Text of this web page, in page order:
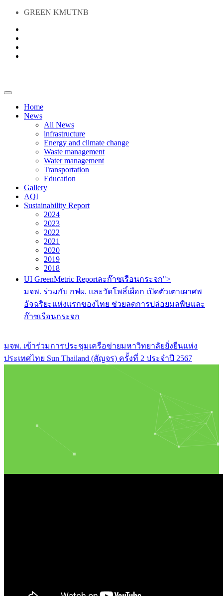
GREEN KMUTNB
Home
News
All News
infrastructure
Energy and climate change
Waste management
Water management
Transportation
Education
Gallery
AQI
Sustainability Report
2024
2023
2022
2021
2020
2019
2018
UI GreenMetric Reportละก๊าซเรือนกระจก">
มจพ. ร่วมกับ กฟผ. และวัดโพธิ์เผือก เปิดตัวเตาเผาศพ
อัจฉริยะแห่งแรกของไทย ช่วยลดการปล่อยมลพิษและ
ก๊าซเรือนกระจก
มจพ. เข้าร่วมการประชุมเครือข่ายมหาวิทยาลัยยั่งยืนแห่ง
ประเทศไทย Sun Thailand (สัญจร) ครั้งที่ 2 ประจำปี 2567